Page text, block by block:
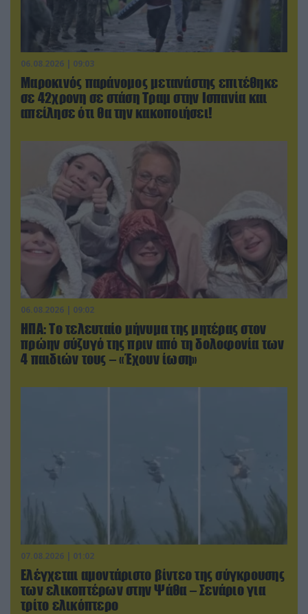
06.08.2026 | 09:03
Μαροκινός παράνομος μετανάστης επιτέθηκε
σε 42χρονη σε στάση Τραμ στην Ισπανία και
απείλησε ότι θα την κακοποιήσει!
06.08.2026 | 09:02
ΗΠΑ: Το τελευταίο μήνυμα της μητέρας στον
πρώην σύζυγό της πριν από τη δολοφονία των
4 παιδιών τους – «Έχουν ίωση»
07.08.2026 | 01:02
Ελέγχεται αμοντάριστο βίντεο της σύγκρουσης
των ελικοπτέρων στην Ψάθα – Σενάριο για
τρίτο ελικόπτερο